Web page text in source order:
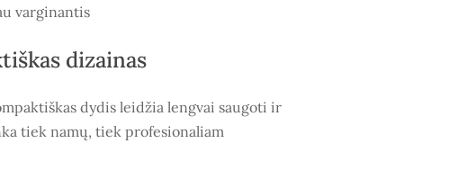
varginantis
dizainas
dydis leidžia lengvai saugoti ir
tiek namų, tiek profesionaliam